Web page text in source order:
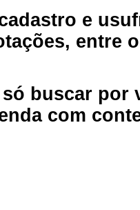
e
entre
buscar por
com